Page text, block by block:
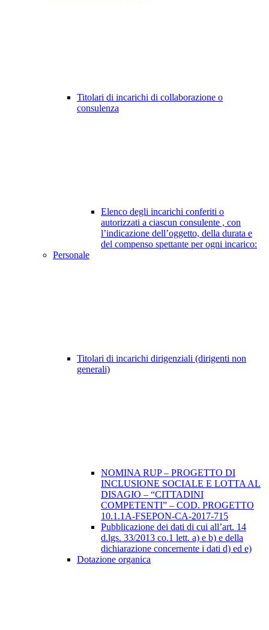
Titolari di incarichi di collaborazione o
consulenza
Elenco degli incarichi conferiti o
autorizzati a ciascun consulente , con
l’indicazione dell’oggetto, della durata e
del compenso spettante per ogni incarico:
Personale
Titolari di incarichi dirigenziali (dirigenti non
generali)
NOMINA RUP – PROGETTO DI
INCLUSIONE SOCIALE E LOTTA AL
DISAGIO – “CITTADINI
COMPETENTI” – COD. PROGETTO
10.1.1A-FSEPON-CA-2017-715
Pubblicazione dei dati di cui all’art. 14
d.lgs. 33/2013 co.1 lett. a) e b) e della
dichiarazione concernente i dati d) ed e)
Dotazione organica